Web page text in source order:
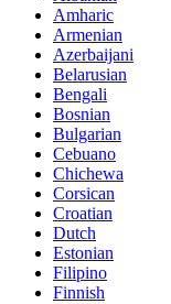
Amharic
Armenian
Azerbaijani
Belarusian
Bengali
Bosnian
Bulgarian
Cebuano
Chichewa
Corsican
Croatian
Dutch
Estonian
Filipino
Finnish